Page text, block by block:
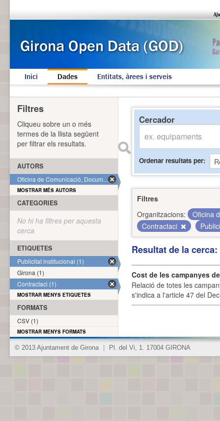
Inici Dades Entitats, àrees i serveis
Cercador
Ordenar resultats per
Filtres
Organitzacions:
Oficina
Contractaci
Resultat de la
Cost de les campanyes
Relació de totes les
s'indica a l'article 47 del
Filtres
Cliqueu sobre un o més
termes de la llista següent
per filtrar els resultats.
AUTORS
Oficina de Comunicació, Docum... (1)
MOSTRAR MÉS AUTORS
CATEGORIES
No hi ha filtres per aquesta
cerca
ETIQUETES
Publicitat institucional (1)
Girona (1)
Contractaci (1)
MOSTRAR MENYS ETIQUETES
FORMATS
CSV (1)
MOSTRAR MENYS FORMATS
© 2013 Ajuntament de Girona Pl. del Vi, 1. 17004 GIRONA